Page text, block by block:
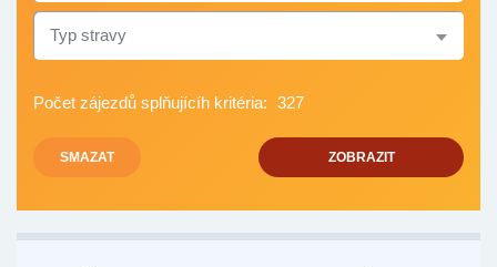
TYP
STRAVY
Počet zájezdů splňujícíh kritéria: 327
SMAZAT ZOBRAZIT